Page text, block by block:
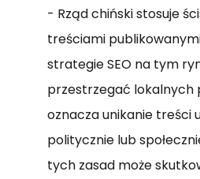
- Rząd chiński stosuje
treściami
strategie SEO na tym
przestrzegać lokalnych
oznacza unikanie treści
politycznie lub
tych zasad może